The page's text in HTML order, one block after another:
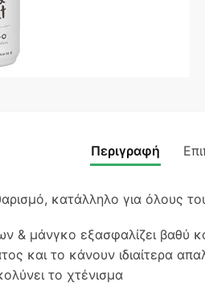
Περιγραφή
κατάλληλο για όλους
& μάνγκο εξασφαλίζει βαθύ
και το κάνουν ιδιαίτερα
το χτένισμα